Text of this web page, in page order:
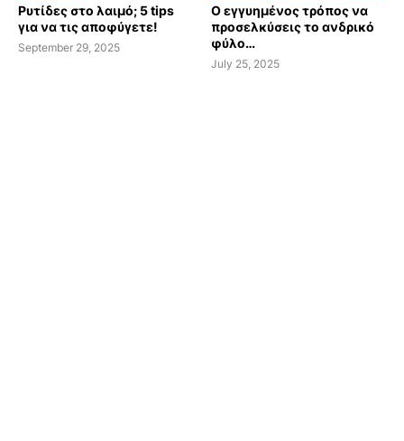
Ρυτίδες στο λαιμό; 5 tips
για να τις αποφύγετε!
September 29, 2025
Ο εγγυημένος τρόπος να
προσελκύσεις το ανδρικό
φύλο…
July 25, 2025